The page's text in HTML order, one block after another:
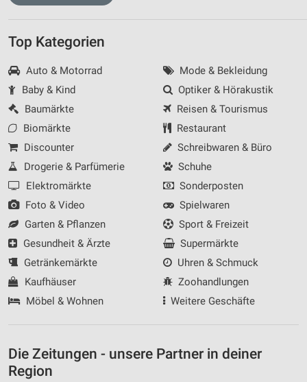
Top Kategorien
Auto & Motorrad
Baby & Kind
Baumärkte
Biomärkte
Discounter
Drogerie & Parfümerie
Elektromärkte
Foto & Video
Garten & Pflanzen
Gesundheit & Ärzte
Getränkemärkte
Kaufhäuser
Möbel & Wohnen
Mode & Bekleidung
Optiker & Hörakustik
Reisen & Tourismus
Restaurant
Schreibwaren & Büro
Schuhe
Sonderposten
Spielwaren
Sport & Freizeit
Supermärkte
Uhren & Schmuck
Zoohandlungen
Weitere Geschäfte
Die Zeitungen - unsere Partner in deiner
Region